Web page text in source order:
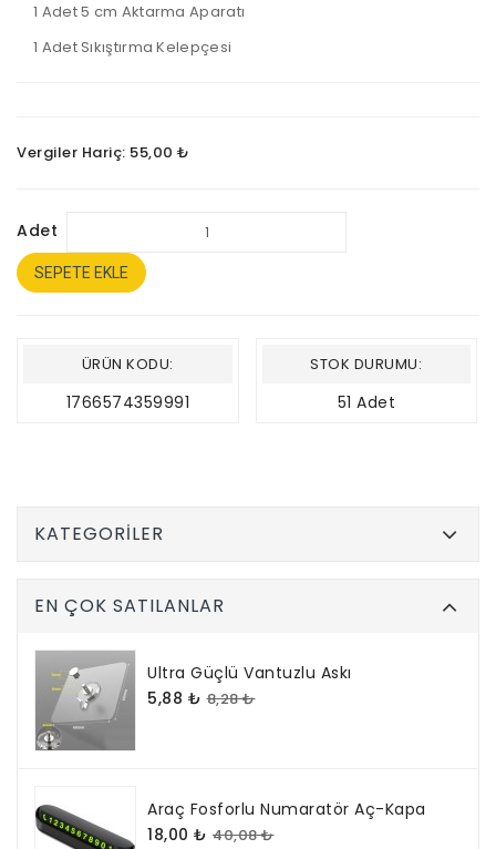
1 Adet 5 cm Aktarma Aparatı
1 Adet Sıkıştırma Kelepçesi
Vergiler Hariç: 55,00 ₺
Adet
SEPETE EKLE
ÜRÜN KODU:
1766574359991
STOK DURUMU:
51 Adet
KATEGORILER
EN ÇOK SATILANLAR
Ultra Güçlü Vantuzlu Askı
5,88 ₺ 8,28 ₺
Araç Fosforlu Numaratör Aç-Kapa
18,00 ₺ 40,08 ₺